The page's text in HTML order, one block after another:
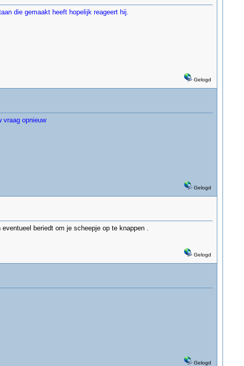
die gemaakt heeft hopelijk reageert hij.
Gelogd
vraag opnieuw
Gelogd
beriedt om je scheepje op te knappen .
Gelogd
Gelogd